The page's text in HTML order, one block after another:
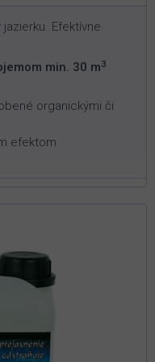
Efektívne
min. 30 m3
organickými či
efektom